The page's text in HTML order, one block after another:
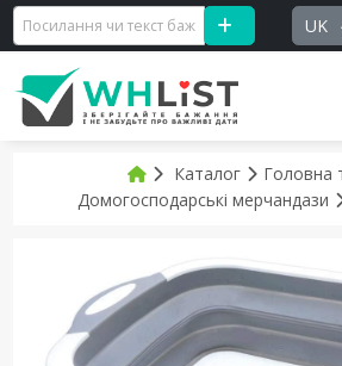
UK
Каталог
Головна
Домогосподарські мерчандази